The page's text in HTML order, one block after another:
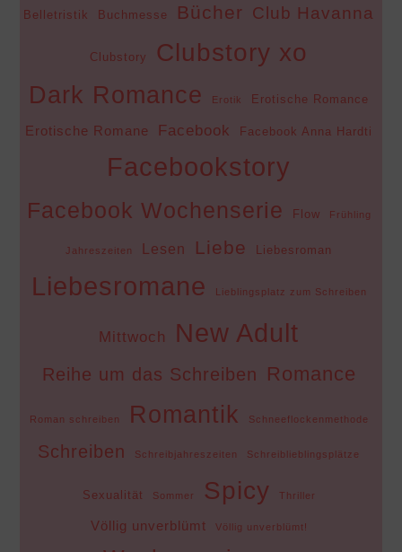
Belletristik Buchmesse Bücher Club Havanna
Clubstory Clubstory xo
Dark Romance Erotik Erotische Romance
Erotische Romane Facebook Facebook Anna Hardti
Facebookstory
Facebook Wochenserie Flow Frühling
Jahreszeiten Lesen Liebe Liebesroman
Liebesromane Lieblingsplatz zum Schreiben
Mittwoch New Adult
Reihe um das Schreiben Romance
Roman schreiben Romantik Schneeflockenmethode
Schreiben Schreibjahreszeiten Schreiblieblingsplätze
Sexualität Sommer Spicy Thriller
Völlig unverblümt Völlig unverblümt!